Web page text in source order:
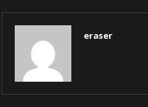
eraser